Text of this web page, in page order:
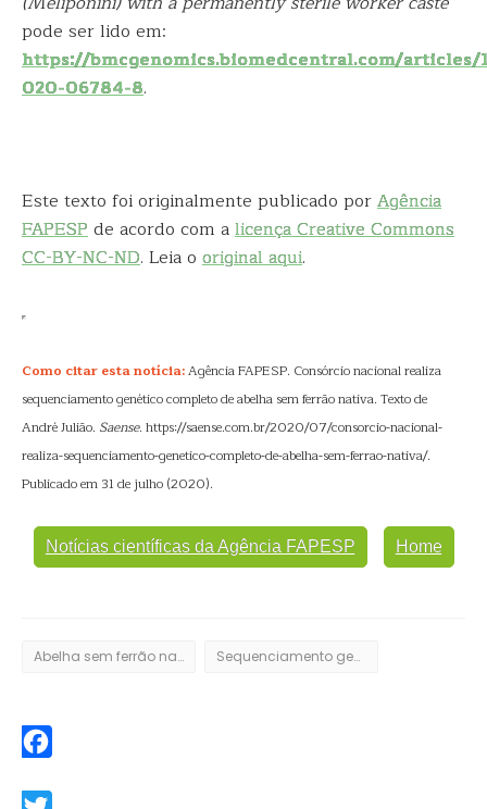
pode ser lido em:
https://bmcgenomics.biomedcentral.com/articles/
020-06784-8.
Este texto foi originalmente publicado porAgência
FAPESPde acordo com alicença Creative Commons
CC-BY-NC-ND. Leia o original aqui.
Como citar esta notícia:Agência FAPESP. Consórcio nacional realiza
sequenciamento genético completo de abelha sem ferrão nativa. Texto de
André Julião. Saense. https://saense.com.br/2020/07/consorcio-nacional-
realiza-sequenciamento-genetico-completo-de-abelha-sem-ferrao-nativa/.
Publicado em 31 de julho (2020).
Notícias científicas da Agência FAPESP Home
Abelha sem ferrão nativa Sequenciamento genético